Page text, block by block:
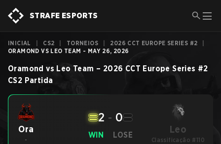
STRAFE ESPORTS
INICIAL CS2 TORNEIOS 2026 CCT EUROPE SERIES #2
ORAMOND VS LEO TEAM - MAY 26, 2026
Oramond vs Leo Team – 2026 CCT Europe Series #2
CS2 Partida
Ora
-
WIN
2 - 0
LOSE Leo
Classificação #110